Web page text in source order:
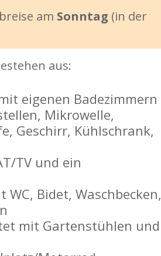
am Sonntag (in der
aus:
eigenen Badezimmern
Mikrowelle,
Geschirr, Kühlschrank,
TV und ein
WC, Bidet, Waschbecken,
mit Gartenstühlen und